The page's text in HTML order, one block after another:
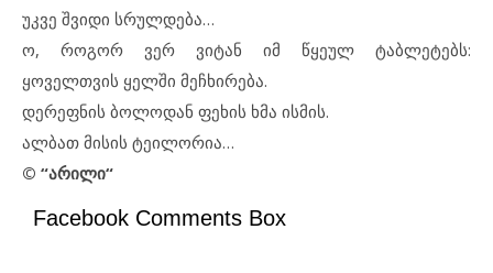
უკვე შვიდი სრულდება…
ო, როგორ ვერ ვიტან იმ წყეულ ტაბლეტებს:
ყოველთვის ყელში მეჩხირება.
დერეფნის ბოლოდან ფეხის ხმა ისმის.
ალბათ მისის ტეილორია…
© “არილი“
Facebook Comments Box